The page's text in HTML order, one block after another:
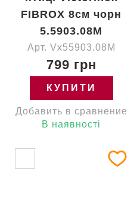
FIBROX 8см чорн
5.5903.08M
Арт. Vx55903.08M
799 грн
КУПИТИ
Добавить в сравнение
В наявності